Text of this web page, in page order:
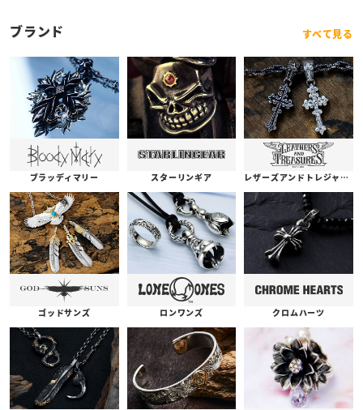
ブランド すべて見る
ブラッディマリー スターリンギア レザーズアンドトレジャーズ
ゴッドサンズ ロンワンズ クロムハーツ